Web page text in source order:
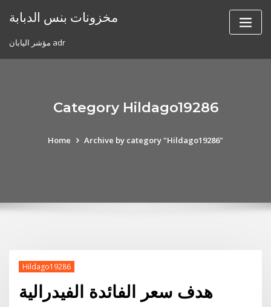
مخزونات بنس الدبابة
مؤشر اليابان adr
Category Hildago19286
Home Archive by category "Hildago19286"
Hildago19286
هدف سعر الفائدة الفيدرالية